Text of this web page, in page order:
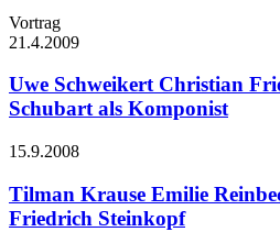
Vortrag
21.4.2009
Uwe Schweikert Christian
Schubart als Komponist
15.9.2008
Tilman Krause Emilie
Friedrich Steinkopf